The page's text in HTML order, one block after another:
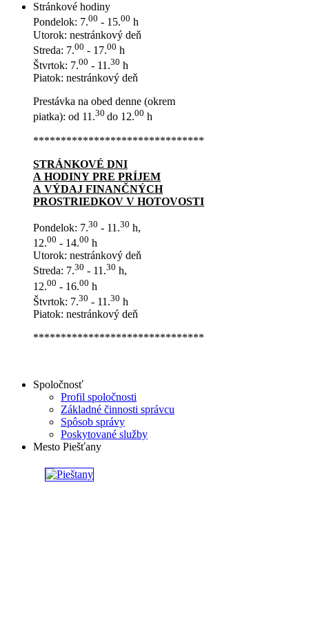
Stránkové hodiny
Pondelok: 7.00 - 15.00 h
Utorok: nestránkový deň
Streda: 7.00 - 17.00 h
Štvrtok: 7.00 - 11.30 h
Piatok: nestránkový deň
Prestávka na obed denne (okrem
piatka): od 11.30 do 12.00 h
*******************************
STRÁNKOVÉ DNI
A HODINY PRE PRÍJEM
A VÝDAJ FINANČNÝCH
PROSTRIEDKOV V HOTOVOSTI
Pondelok: 7.30 - 11.30 h,
12.00 - 14.00 h
Utorok: nestránkový deň
Streda: 7.30 - 11.30 h,
12.00 - 16.00 h
Štvrtok: 7.30 - 11.30 h
Piatok: nestránkový deň
*******************************
Spoločnosť
Profil spoločnosti
Základné činnosti správcu
Spôsob správy
Poskytované služby
Mesto Piešťany